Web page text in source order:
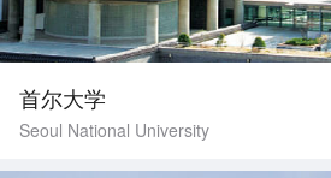
首尔大学
Seoul National University